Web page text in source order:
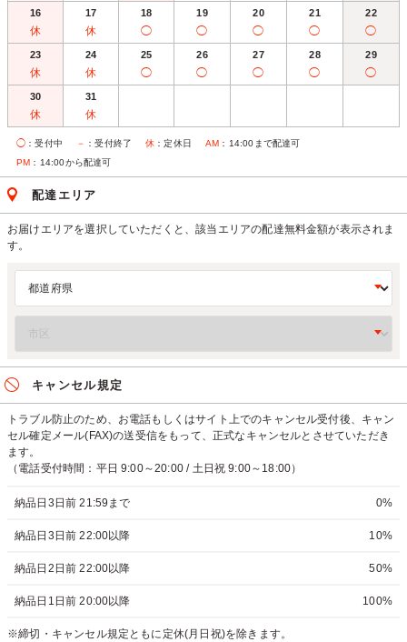
16
休
17
休
18
◯
19
◯
20
◯
21
◯
22
◯
23
休
24
休
25
◯
26
◯
27
◯
28
◯
29
◯
30
休
31
休
◯ ：受付中 － ：受付終了 休 ：定休日 AM ：14:00まで配達可
PM ：14:00から配達可
配達エリア
お届けエリアを選択していただくと、該当エリアの配達無料金額が表示されま
す。
キャンセル規定
トラブル防止のため、お電話もしくはサイト上でのキャンセル受付後、キャン
セル確定メール(FAX)の送受信をもって、正式なキャンセルとさせていただき
ます。
（電話受付時間：平日 9:00～20:00 / 土日祝 9:00～18:00）
納品日3日前 21:59まで 0%
納品日3日前 22:00以降 10%
納品日2日前 22:00以降 50%
納品日1日前 20:00以降 100%
※締切・キャンセル規定ともに定休(月日祝)を除きます。